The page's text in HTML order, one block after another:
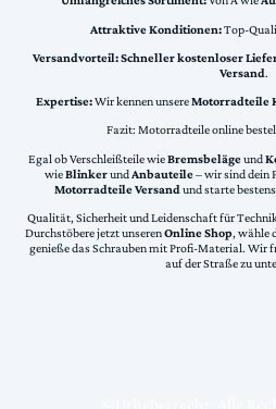
Attraktive Konditionen:Top-
Versandvorteil:Schneller kostenloser
Versand.
Expertise:Wir kennen unsereMotorradteile
Fazit: Motorradteile online
Egal ob Verschleißteile wieBremsbelägeund
wieBlinkerundAnbauteile– wir sind dein
Motorradteile Versand und starte
Qualität, Sicherheit und Leidenschaft für
Durchstöbere jetzt unserenOnline Shop, wähle
genieße das Schrauben mit Profi-Material. Wir
auf der Straße zu